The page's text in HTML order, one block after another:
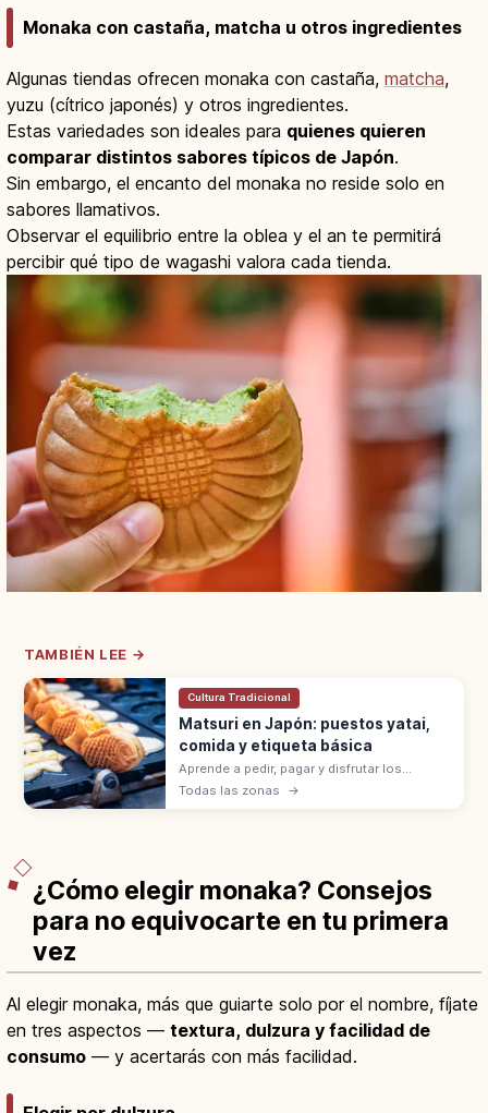
Monaka con castaña, matcha u otros ingredientes
Algunas tiendas ofrecen monaka con castaña, matcha,
yuzu (cítrico japonés) y otros ingredientes.
Estas variedades son ideales para quienes quieren
comparar distintos sabores típicos de Japón.
Sin embargo, el encanto del monaka no reside solo en
sabores llamativos.
Observar el equilibrio entre la oblea y el an te permitirá
percibir qué tipo de wagashi valora cada tienda.
TAMBIÉN LEE →
Cultura Tradicional
Matsuri en Japón: puestos yatai,
comida y etiqueta básica
Aprende a pedir, pagar y disfrutar los
puestos de comida en los matsuri de
Todas las zonas →
¿Cómo elegir monaka? Consejos
para no equivocarte en tu primera
vez
Al elegir monaka, más que guiarte solo por el nombre, fíjate
en tres aspectos — textura, dulzura y facilidad de
consumo — y acertarás con más facilidad.